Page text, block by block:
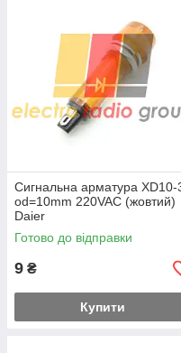
Сигнальна арматура XD10-
od=10mm 220VAC (жовтий)
Daier
Готово до відправки
9 ₴
Купити